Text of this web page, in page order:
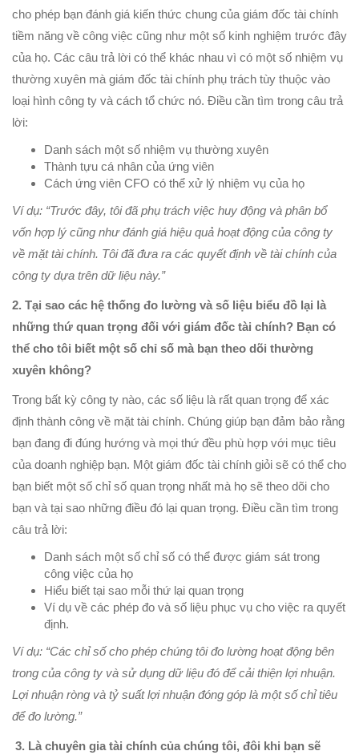
cho phép bạn đánh giá kiến thức chung của giám đốc tài chính
tiềm năng về công việc cũng như một số kinh nghiệm trước đây
của họ. Các câu trả lời có thể khác nhau vì có một số nhiệm vụ
thường xuyên mà giám đốc tài chính phụ trách tùy thuộc vào
loại hình công ty và cách tổ chức nó. Điều cần tìm trong câu trả
lời:
Danh sách một số nhiệm vụ thường xuyên
Thành tựu cá nhân của ứng viên
Cách ứng viên CFO có thể xử lý nhiệm vụ của họ
Ví dụ: “Trước đây, tôi đã phụ trách việc huy động và phân bổ
vốn hợp lý cũng như đánh giá hiệu quả hoạt động của công ty
về mặt tài chính. Tôi đã đưa ra các quyết định về tài chính của
công ty dựa trên dữ liệu này.”
2. Tại sao các hệ thống đo lường và số liệu biểu đồ lại là
những thứ quan trọng đối với giám đốc tài chính? Bạn có
thể cho tôi biết một số chỉ số mà bạn theo dõi thường
xuyên không?
Trong bất kỳ công ty nào, các số liệu là rất quan trọng để xác
định thành công về mặt tài chính. Chúng giúp bạn đảm bảo rằng
bạn đang đi đúng hướng và mọi thứ đều phù hợp với mục tiêu
của doanh nghiệp bạn. Một giám đốc tài chính giỏi sẽ có thể cho
bạn biết một số chỉ số quan trọng nhất mà họ sẽ theo dõi cho
bạn và tại sao những điều đó lại quan trọng. Điều cần tìm trong
câu trả lời:
Danh sách một số chỉ số có thể được giám sát trong
công việc của họ
Hiểu biết tại sao mỗi thứ lại quan trọng
Ví dụ về các phép đo và số liệu phục vụ cho việc ra quyết
định.
Ví dụ: “Các chỉ số cho phép chúng tôi đo lường hoạt động bên
trong của công ty và sử dụng dữ liệu đó để cải thiện lợi nhuận.
Lợi nhuận ròng và tỷ suất lợi nhuận đóng góp là một số chỉ tiêu
để đo lường.”
3. Là chuyên gia tài chính của chúng tôi, đôi khi bạn sẽ